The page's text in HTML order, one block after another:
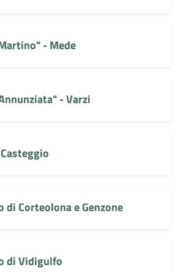
- Mede
- Varzi
Corteolona e Genzone
di Vidigulfo